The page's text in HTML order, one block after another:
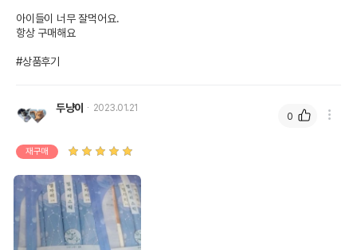
아이들이 너무 잘먹어요.
항상 구매해요
#상품후기
두냥이 2023.01.21
재구매
0